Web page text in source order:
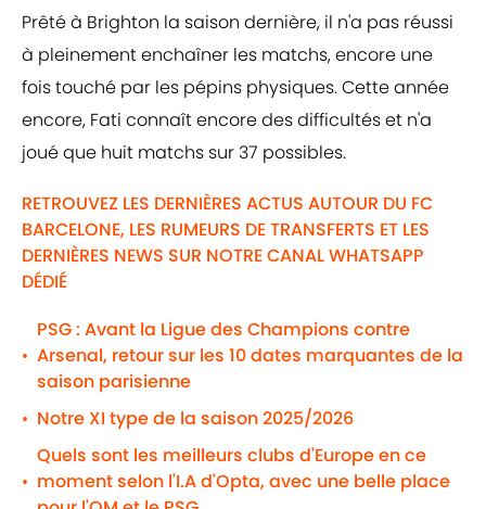
Prêté à Brighton la saison dernière, il n'a pas réussi
à pleinement enchaîner les matchs, encore une
fois touché par les pépins physiques. Cette année
encore, Fati connaît encore des difficultés et n'a
joué que huit matchs sur 37 possibles.
RETROUVEZ LES DERNIÈRES ACTUS AUTOUR DU FC
BARCELONE, LES RUMEURS DE TRANSFERTS ET LES
DERNIÈRES NEWS SUR NOTRE CANAL WHATSAPP
DÉDIÉ
•
PSG : Avant la Ligue des Champions contre
Arsenal, retour sur les 10 dates marquantes de la
saison parisienne
• Notre XI type de la saison 2025/2026
•
Quels sont les meilleurs clubs d'Europe en ce
moment selon l'I.A d'Opta, avec une belle place